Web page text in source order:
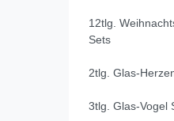
12tlg.
Sets
2tlg. Glas-
3tlg. Glas-Vogel